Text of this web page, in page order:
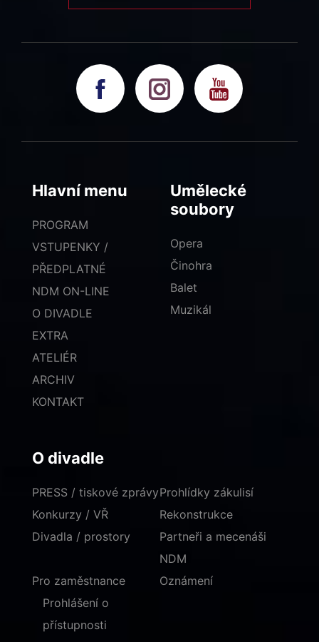
Hlavní menu
PROGRAM
VSTUPENKY /
PŘEDPLATNÉ
NDM ON-LINE
O DIVADLE
EXTRA
ATELIÉR
ARCHIV
KONTAKT
Umělecké
soubory
Opera
Činohra
Balet
Muzikál
O divadle
PRESS / tiskové zprávy
Konkurzy / VŘ
Divadla / prostory
Prohlídky zákulisí
Rekonstrukce
Partneři a mecenáši
NDM
Pro zaměstnance
Oznámení
Prohlášení o
přístupnosti